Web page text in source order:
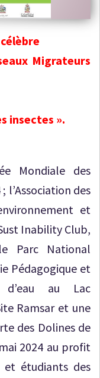
Migrateurs
insectes ».
Mondiale des
l’Association des
et
Inability Club,
Parc National
Pédagogique et
d’eau au Lac
Ramsar et une
des Dolines de
2024 au profit
et étudiants des